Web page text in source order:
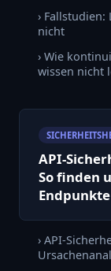
›
nicht
› Wie
wissen nicht
API-
So finden
Endpunkte
› API-